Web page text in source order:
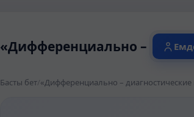
«Дифференциально –
Басты бет/